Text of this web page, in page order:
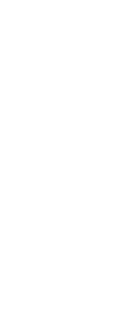
প্রু জেরী